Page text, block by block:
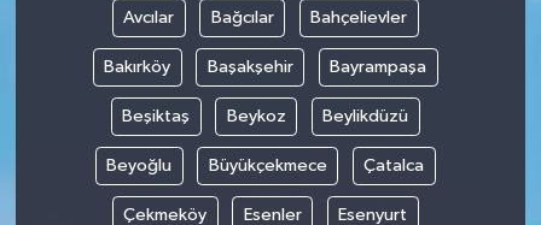
Avcılar Bağcılar Bahçelievler
Bakırköy Başakşehir Bayrampaşa
Beşiktaş Beykoz Beylikdüzü
Beyoğlu Büyükçekmece Çatalca
Çekmeköy Esenler Esenyurt